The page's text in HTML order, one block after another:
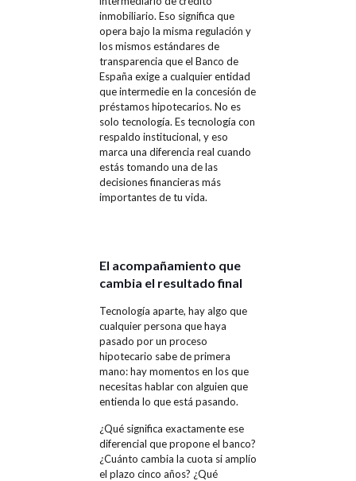
inmobiliario. Eso significa que
opera bajo la misma regulación y
los mismos estándares de
transparencia que el Banco de
España exige a cualquier entidad
que intermedie en la concesión de
préstamos hipotecarios. No es
solo tecnología. Es tecnología con
respaldo institucional, y eso
marca una diferencia real cuando
estás tomando una de las
decisiones financieras más
importantes de tu vida.
El acompañamiento que
cambia el resultado final
Tecnología aparte, hay algo que
cualquier persona que haya
pasado por un proceso
hipotecario sabe de primera
mano: hay momentos en los que
necesitas hablar con alguien que
entienda lo que está pasando.
¿Qué significa exactamente ese
diferencial que propone el banco?
¿Cuánto cambia la cuota si amplío
el plazo cinco años? ¿Qué